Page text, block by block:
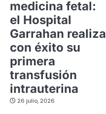
medicina fetal:
el Hospital
Garrahan realiza
con éxito su
primera
transfusión
intrauterina
26 julio, 2026